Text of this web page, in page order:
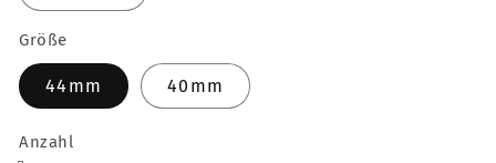
Größe
44mm 40mm
Anzahl